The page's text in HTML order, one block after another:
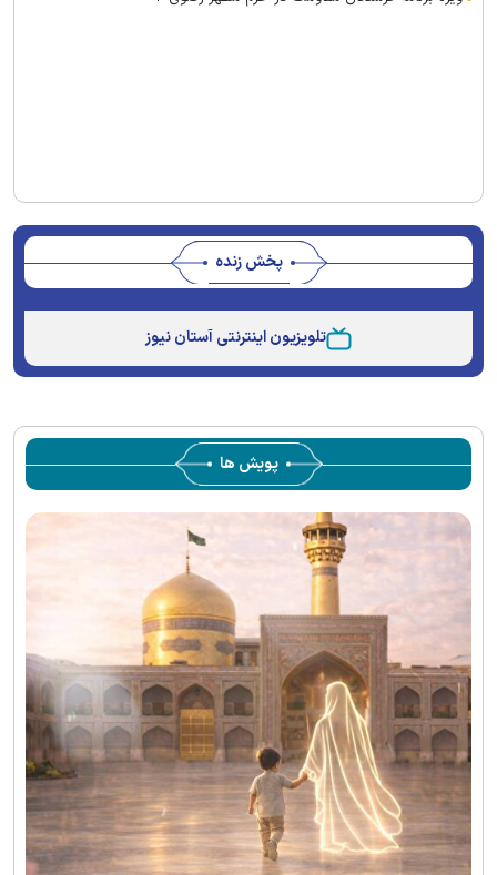
پخش زنده
تلویزیون اینترنتی آستان نیوز
پویش ها